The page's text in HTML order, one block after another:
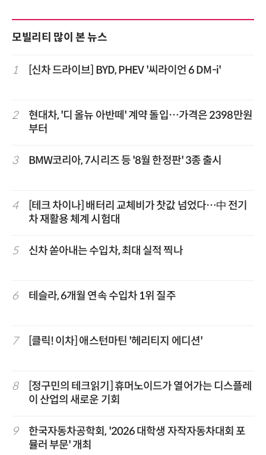
모빌리티 많이 본 뉴스
1 [신차 드라이브] BYD, PHEV '씨라이언 6 DM-i'
2
현대차, '디 올뉴 아반떼' 계약 돌입…가격은 2398만원
부터
3 BMW코리아, 7시리즈 등 '8월 한정판' 3종 출시
4
[테크 차이나] 배터리 교체비가 찻값 넘었다…中 전기
차 재활용 체계 시험대
5 신차 쏟아내는 수입차, 최대 실적 찍나
6 테슬라, 6개월 연속 수입차 1위 질주
7 [클릭! 이차] 애스턴마틴 '헤리티지 에디션'
8
[정구민의 테크읽기] 휴머노이드가 열어가는 디스플레
이 산업의 새로운 기회
9
한국자동차공학회, '2026 대학생 자작자동차대회 포
뮬러 부문' 개최